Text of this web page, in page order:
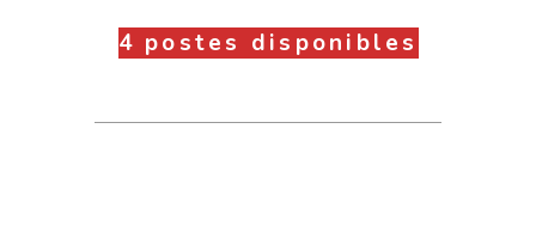
4 postes disponibles